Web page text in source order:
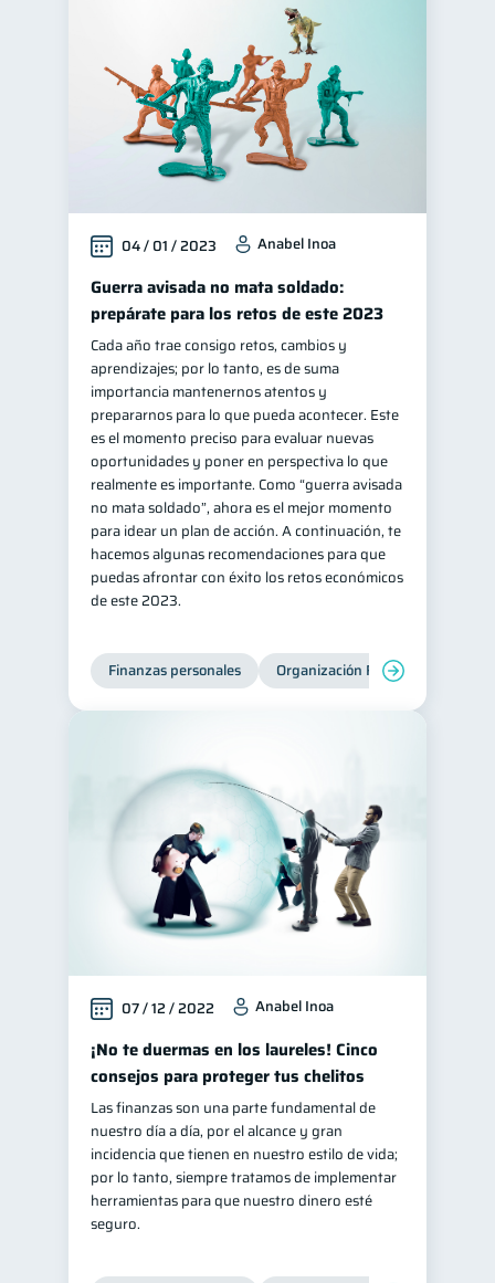
04 / 01 / 2023 Anabel Inoa
Guerra avisada no mata soldado:
prepárate para los retos de este 2023
Cada año trae consigo retos, cambios y
aprendizajes; por lo tanto, es de suma
importancia mantenernos atentos y
prepararnos para lo que pueda acontecer. Este
es el momento preciso para evaluar nuevas
oportunidades y poner en perspectiva lo que
realmente es importante. Como “guerra avisada
no mata soldado”, ahora es el mejor momento
para idear un plan de acción. A continuación, te
hacemos algunas recomendaciones para que
puedas afrontar con éxito los retos económicos
de este 2023.
Finanzas personales Organización Financiera
07 / 12 / 2022 Anabel Inoa
¡No te duermas en los laureles! Cinco
consejos para proteger tus chelitos
Las finanzas son una parte fundamental de
nuestro día a día, por el alcance y gran
incidencia que tienen en nuestro estilo de vida;
por lo tanto, siempre tratamos de implementar
herramientas para que nuestro dinero esté
seguro.